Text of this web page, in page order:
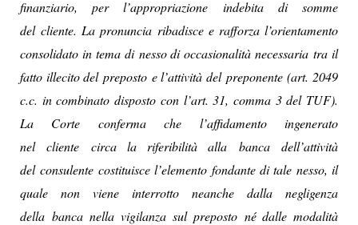
finanziario, per l’appropriazione indebita di somme
del cliente. La pronuncia ribadisce e rafforza l’orientamento
consolidato in tema di nesso di occasionalità necessaria tra il
fatto illecito del preposto e l’attività del preponente (art. 2049
c.c. in combinato disposto con l’art. 31, comma 3 del TUF).
La Corte conferma che l’affidamento ingenerato
nel cliente circa la riferibilità alla banca dell’attività
del consulente costituisce l’elemento fondante di tale nesso, il
quale non viene interrotto neanche dalla negligenza
della banca nella vigilanza sul preposto né dalle modalità